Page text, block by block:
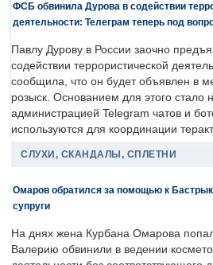
ФСБ обвинила Дурова в содействии
деятельности: Телеграм теперь под
Павлу Дурову в России заочно
содействии террористической
сообщила, что он будет объявлен в
розыск. Основанием для этого стало
администрацией Telegram чатов и
используются для координации
СЛУХИ, СКАНДАЛЫ, СПЛЕТНИ
Омаров обратился за помощью к
супруги
На днях жена Курбана Омарова
Валерию обвинили в ведении